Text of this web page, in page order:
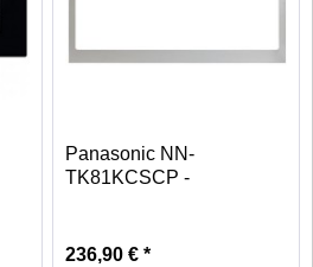
Panasonic NN-
TK81KCSCP -
236,90 € *